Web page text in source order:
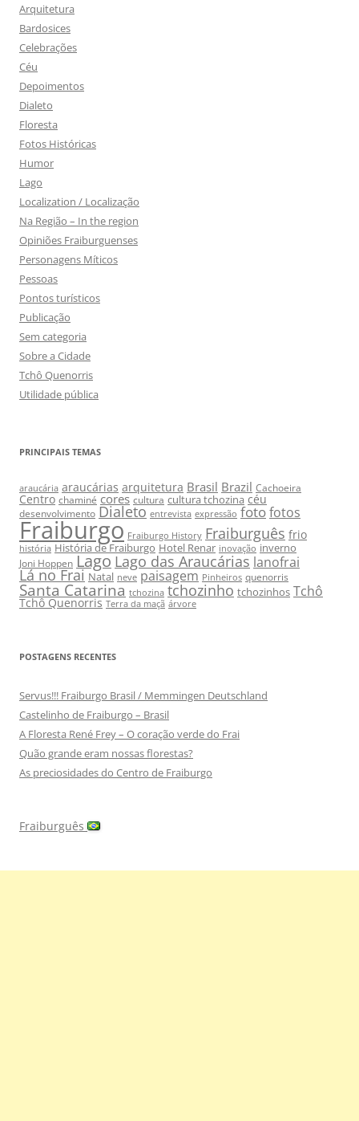
Arquitetura
Bardosices
Celebrações
Céu
Depoimentos
Dialeto
Floresta
Fotos Históricas
Humor
Lago
Localization / Localização
Na Região – In the region
Opiniões Fraiburguenses
Personagens Míticos
Pessoas
Pontos turísticos
Publicação
Sem categoria
Sobre a Cidade
Tchô Quenorris
Utilidade pública
PRINCIPAIS TEMAS
araucária araucárias arquitetura Brasil Brazil Cachoeira
Centro chaminé cores cultura cultura tchozina céu
desenvolvimento Dialeto entrevista expressão fotofotos
Fraiburgo Fraiburgo History Fraiburguês frio
história História de Fraiburgo Hotel Renar inovação inverno
Joni Hoppen Lago Lago das Araucárias lanofrai
Lá no Frai Natal neve paisagem Pinheiros quenorris
Santa Catarina tchozina tchozinho tchozinhos Tchô
Tchô Quenorris Terra da maçã árvore
POSTAGENS RECENTES
Servus!!! Fraiburgo Brasil / Memmingen Deutschland
Castelinho de Fraiburgo – Brasil
A Floresta René Frey – O coração verde do Frai
Quão grande eram nossas florestas?
As preciosidades do Centro de Fraiburgo
Fraiburguês